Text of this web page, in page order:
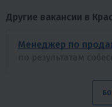
Другие вакансии в
Менеджер по
по результатам